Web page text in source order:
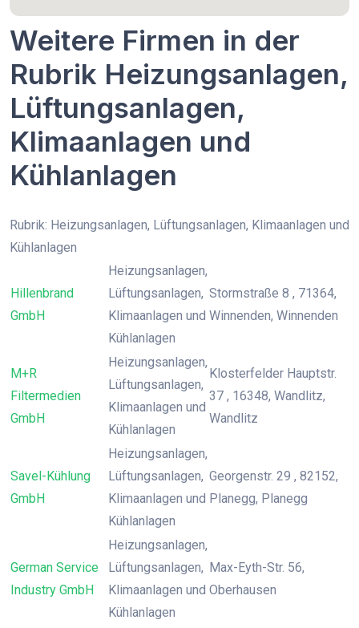
Weitere Firmen in der
Rubrik Heizungsanlagen,
Lüftungsanlagen,
Klimaanlagen und
Kühlanlagen
Rubrik: Heizungsanlagen, Lüftungsanlagen, Klimaanlagen und
Kühlanlagen
Hillenbrand
GmbH
Heizungsanlagen,
Lüftungsanlagen,
Klimaanlagen und
Kühlanlagen
Stormstraße 8 , 71364,
Winnenden, Winnenden
M+R
Filtermedien
GmbH
Heizungsanlagen,
Lüftungsanlagen,
Klimaanlagen und
Kühlanlagen
Klosterfelder Hauptstr.
37 , 16348, Wandlitz,
Wandlitz
Savel-Kühlung
GmbH
Heizungsanlagen,
Lüftungsanlagen,
Klimaanlagen und
Kühlanlagen
Georgenstr. 29 , 82152,
Planegg, Planegg
German Service
Industry GmbH
Heizungsanlagen,
Lüftungsanlagen,
Klimaanlagen und
Kühlanlagen
Max-Eyth-Str. 56,
Oberhausen